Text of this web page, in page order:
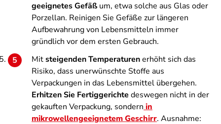
geeignetes Gefäß um, etwa solche aus Glas oder
Porzellan. Reinigen Sie Gefäße zur längeren
Aufbewahrung von Lebensmitteln immer
gründlich vor dem ersten Gebrauch.
Mitsteigenden Temperaturenerhöht sich das
Risiko, dass unerwünschte Stoffe aus
Verpackungen in das Lebensmittel übergehen.
Erhitzen Sie Fertiggerichte deswegen nicht in der
gekauften Verpackung, sondern in
mikrowellengeeignetem Geschirr. Ausnahme: